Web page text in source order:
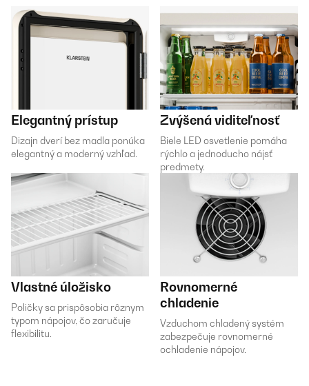
Elegantný prístup
Dizajn dverí bez madla ponúka
elegantný a moderný vzhľad.
Zvýšená viditeľnosť
Biele LED osvetlenie pomáha
rýchlo a jednoducho nájsť
predmety.
Vlastné úložisko
Poličky sa prispôsobia rôznym
typom nápojov, čo zaručuje
flexibilitu.
Rovnomerné
chladenie
Vzduchom chladený systém
zabezpečuje rovnomerné
ochladenie nápojov.